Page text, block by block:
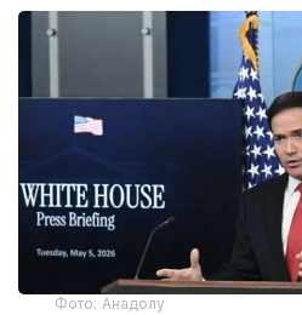
Фото: Анадолу